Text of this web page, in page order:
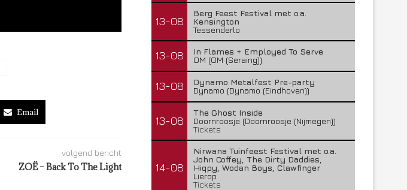
Email
volgend bericht
ZOË – Back To The Light
13-08
Berg Feest Festival met o.a.
Kensington
Tessenderlo
13-08
In Flames + Employed To Serve
OM (OM (Seraing))
13-08
Dynamo Metalfest Pre-party
Dynamo (Dynamo (Eindhoven))
13-08
The Ghost Inside
Doornroosje (Doornroosje (Nijmegen))
Tickets
14-08
Nirwana Tuinfeest Festival met o.a.
John Coffey, The Dirty Daddies,
Hiqpy, Wodan Boys, Clawfinger
Lierop
Tickets